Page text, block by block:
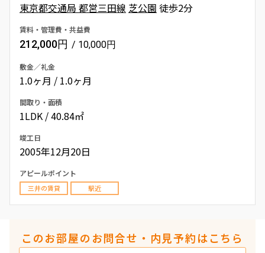
東京都交通局 都営三田線 芝公園 徒歩2分
賃料・管理費・共益費
212,000円 / 10,000円
敷金／礼金
1.0ヶ月 / 1.0ヶ月
間取り・面積
1LDK / 40.84㎡
竣工日
2005年12月20日
アピールポイント
三井の賃貸 駅近
このお部屋のお問合せ・内見予約はこちら